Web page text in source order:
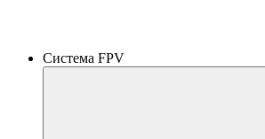
Система FPV